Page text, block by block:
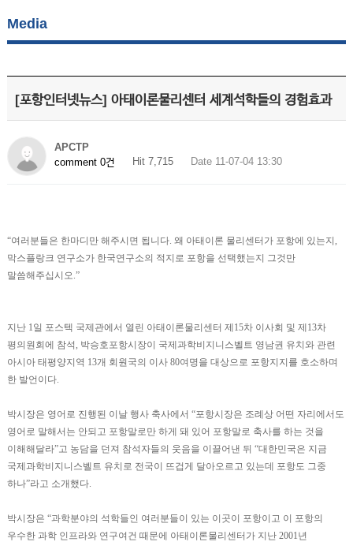
Media
[포항인터넷뉴스] 아태이론물리센터 세계석학들의 경험효과
APCTP
comment 0건
Hit 7,715 Date 11-07-04 13:30
“여러분들은 한마디만 해주시면 됩니다. 왜 아태이론 물리센터가 포항에 있는지,
막스플랑크 연구소가 한국연구소의 적지로 포항을 선택했는지 그것만
말씀해주십시오.”
지난 1일 포스텍 국제관에서 열린 아태이론물리센터 제15차 이사회 및 제13차
평의원회에 참석, 박승호포항시장이 국제과학비지니스벨트 영남권 유치와 관련
아시아 태평양지역 13개 회원국의 이사 80여명을 대상으로 포항지지를 호소하며
한 발언이다.
박시장은 영어로 진행된 이날 행사 축사에서 “포항시장은 조례상 어떤 자리에서도
영어로 말해서는 안되고 포항말로만 하게 돼 있어 포항말로 축사를 하는 것을
이해해달라”고 농담을 던져 참석자들의 웃음을 이끌어낸 뒤 “대한민국은 지금
국제과학비지니스벨트 유치로 전국이 뜨겁게 달아오르고 있는데 포항도 그중
하나”라고 소개했다.
박시장은 “과학분야의 석학들인 여러분들이 있는 이곳이 포항이고 이 포항의
우수한 과학 인프라와 연구여건 때문에 아태이론물리센터가 지난 2001년